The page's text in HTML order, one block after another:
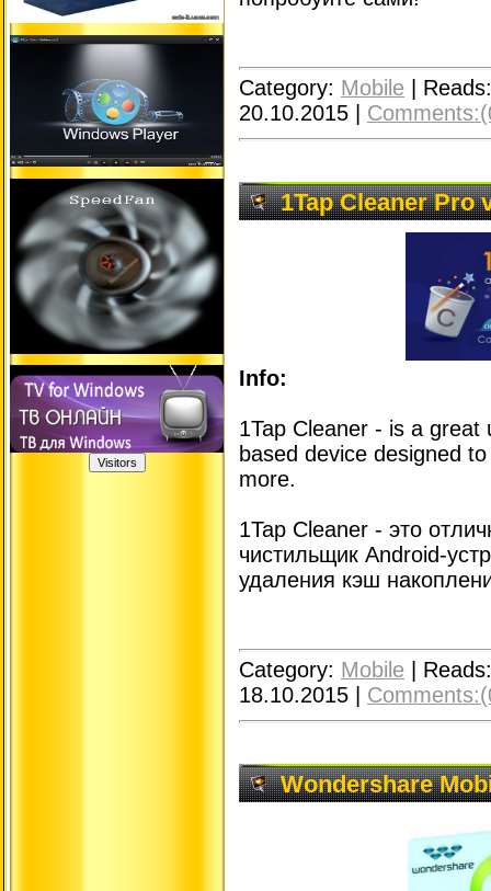
Category: Mobile
Reads:
20.10.2015
1Tap Cleaner Pro
Info:
1Tap Cleaner - is a
based device designed
more.
1Tap Cleaner - это
чистильщик Android-
удаления кэш
Category: Mobile
Reads:
18.10.2015
Wondershare